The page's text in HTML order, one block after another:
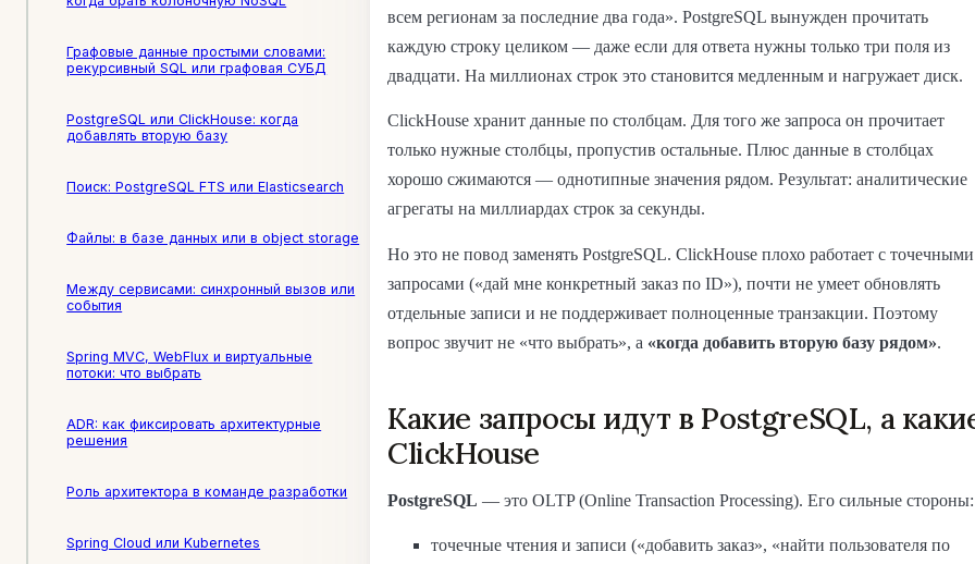
Графовые данные простыми словами:
рекурсивный SQL или графовая СУБД
PostgreSQL или ClickHouse: когда
добавлять вторую базу
Поиск: PostgreSQL FTS или Elasticsearch
Файлы: в базе данных или в object storage
Между сервисами: синхронный вызов или
события
Spring MVC, WebFlux и виртуальные
потоки: что выбрать
ADR: как фиксировать архитектурные
решения
Роль архитектора в команде разработки
Spring Cloud или Kubernetes
всем регионам за последние два года». PostgreSQL вынужден прочитать
каждую строку целиком — даже если для ответа нужны только три поля из
двадцати. На миллионах строк это становится медленным и нагружает диск.
ClickHouse хранит данные по столбцам. Для того же запроса он прочитает
только нужные столбцы, пропустив остальные. Плюс данные в столбцах
хорошо сжимаются — однотипные значения рядом. Результат: аналитические
агрегаты на миллиардах строк за секунды.
Но это не повод заменять PostgreSQL. ClickHouse плохо работает с точечными
запросами («дай мне конкретный заказ по ID»), почти не умеет обновлять
отдельные записи и не поддерживает полноценные транзакции. Поэтому
вопрос звучит не «что выбрать», а «когда добавить вторую базу рядом».
Какие запросы идут в PostgreSQL, а
ClickHouse
PostgreSQL — это OLTP (Online Transaction Processing). Его сильные стороны:
точечные чтения и записи («добавить заказ», «найти пользователя по